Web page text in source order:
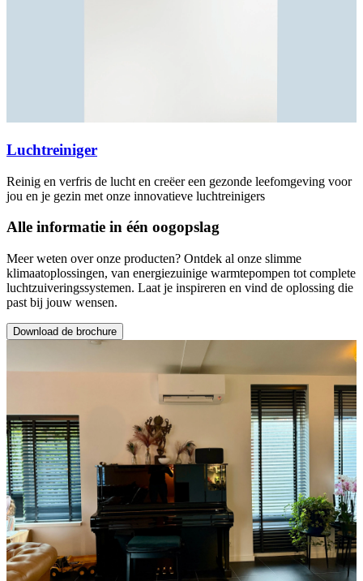
Luchtreiniger
Reinig en verfris de lucht en creëer een gezonde leefomgeving voor
jou en je gezin met onze innovatieve luchtreinigers
Alle informatie in één oogopslag
Meer weten over onze producten? Ontdek al onze slimme
klimaatoplossingen, van energiezuinige warmtepompen tot complete
luchtzuiveringssystemen. Laat je inspireren en vind de oplossing die
past bij jouw wensen.
Download de brochure